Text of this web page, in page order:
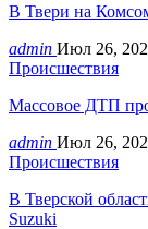
В Твери на
admin Июл 26,
Происшествия
Массовое ДТП
admin Июл 26,
Происшествия
В Тверской
Suzuki